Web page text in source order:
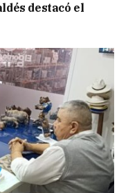
destacó el